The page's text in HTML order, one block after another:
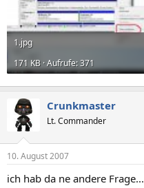
1.jpg
171 KB · Aufrufe: 371
Crunkmaster
Lt. Commander
10. August 2007
ich hab da ne andere Frage...